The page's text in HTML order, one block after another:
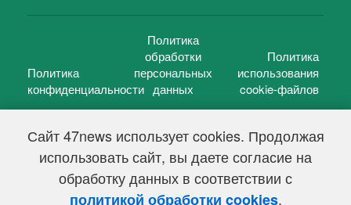
Сайт 47news использует cookies. Продолжая
использовать сайт, вы даете согласие на
обработку данных в соответствии с
политикой обработки cookies.
Политика
конфиденциальности
Политика
обработки
персональных
данных
Политика
использования
cookie-файлов
47 новостей (47 news)2005 — 2026 г.
Свидетельство о регистрации СМИ Эл № ФС 77-39848, выдано
Федеральной службой по надзору в сфере связи,